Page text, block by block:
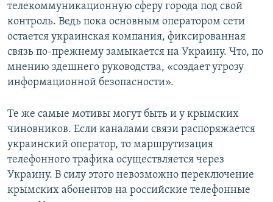
телекоммуникационную сферу города под свой
контроль. Ведь пока основным оператором сети
остается украинская компания, фиксированная
связь по-прежнему замыкается на Украину. Что, по
мнению здешнего руководства, «создает угрозу
информационной безопасности».
Те же самые мотивы могут быть и у крымских
чиновников. Если каналами связи распоряжается
украинский оператор, то маршрутизация
телефонного трафика осуществляется через
Украину. В силу этого невозможно переключение
крымских абонентов на российские телефонные